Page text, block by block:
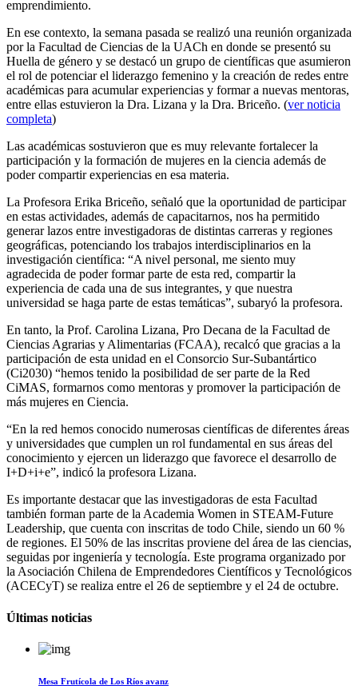
emprendimiento.
En ese contexto, la semana pasada se realizó una reunión organizada
por la Facultad de Ciencias de la UACh en donde se presentó su
Huella de género y se destacó un grupo de científicas que asumieron
el rol de potenciar el liderazgo femenino y la creación de redes entre
académicas para acumular experiencias y formar a nuevas mentoras,
entre ellas estuvieron la Dra. Lizana y la Dra. Briceño. (ver noticia
completa)
Las académicas sostuvieron que es muy relevante fortalecer la
participación y la formación de mujeres en la ciencia además de
poder compartir experiencias en esa materia.
La Profesora Erika Briceño, señaló que la oportunidad de participar
en estas actividades, además de capacitarnos, nos ha permitido
generar lazos entre investigadoras de distintas carreras y regiones
geográficas, potenciando los trabajos interdisciplinarios en la
investigación científica: “A nivel personal, me siento muy
agradecida de poder formar parte de esta red, compartir la
experiencia de cada una de sus integrantes, y que nuestra
universidad se haga parte de estas temáticas”, subaryó la profesora.
En tanto, la Prof. Carolina Lizana, Pro Decana de la Facultad de
Ciencias Agrarias y Alimentarias (FCAA), recalcó que gracias a la
participación de esta unidad en el Consorcio Sur-Subantártico
(Ci2030) “hemos tenido la posibilidad de ser parte de la Red
CiMAS, formarnos como mentoras y promover la participación de
más mujeres en Ciencia.
“En la red hemos conocido numerosas científicas de diferentes áreas
y universidades que cumplen un rol fundamental en sus áreas del
conocimiento y ejercen un liderazgo que favorece el desarrollo de
I+D+i+e”, indicó la profesora Lizana.
Es importante destacar que las investigadoras de esta Facultad
también forman parte de la Academia Women in STEAM-Future
Leadership, que cuenta con inscritas de todo Chile, siendo un 60 %
de regiones. El 50% de las inscritas proviene del área de las ciencias,
seguidas por ingeniería y tecnología. Este programa organizado por
la Asociación Chilena de Emprendedores Científicos y Tecnológicos
(ACECyT) se realiza entre el 26 de septiembre y el 24 de octubre.
Últimas noticias
Mesa Frutícola de Los Ríos avanz